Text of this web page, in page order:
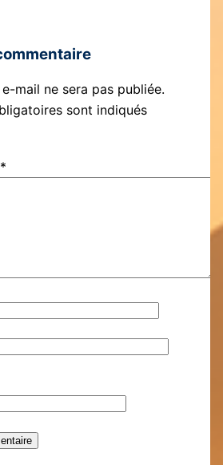
mail ne sera pas publiée.
sont indiqués
*